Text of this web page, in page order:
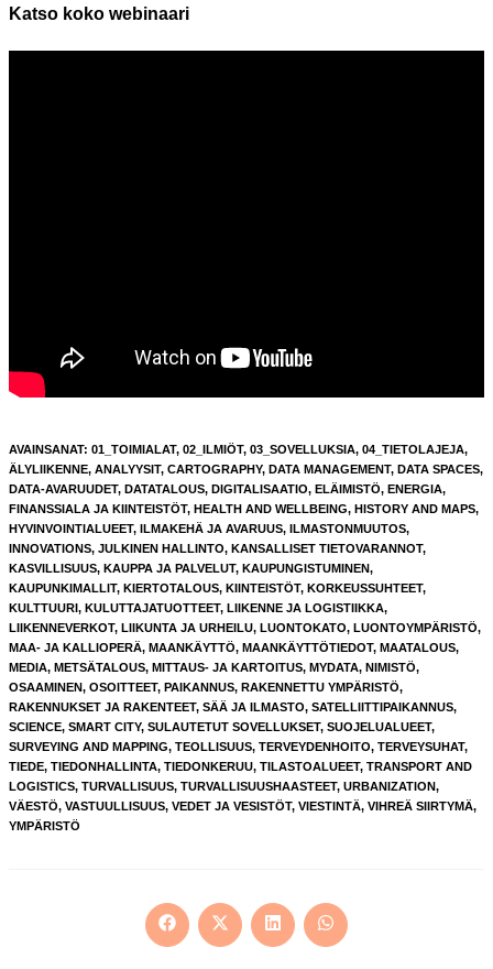
Katso koko webinaari
AVAINSANAT: 01_TOIMIALAT, 02_ILMIÖT, 03_SOVELLUKSIA, 04_TIETOLAJEJA,
ÄLYLIIKENNE, ANALYYSIT, CARTOGRAPHY, DATA MANAGEMENT, DATA SPACES,
DATA-AVARUUDET, DATATALOUS, DIGITALISAATIO, ELÄIMISTÖ, ENERGIA,
FINANSSIALA JA KIINTEISTÖT, HEALTH AND WELLBEING, HISTORY AND MAPS,
HYVINVOINTIALUEET, ILMAKEHÄ JA AVARUUS, ILMASTONMUUTOS,
INNOVATIONS, JULKINEN HALLINTO, KANSALLISET TIETOVARANNOT,
KASVILLISUUS, KAUPPA JA PALVELUT, KAUPUNGISTUMINEN,
KAUPUNKIMALLIT, KIERTOTALOUS, KIINTEISTÖT, KORKEUSSUHTEET,
KULTTUURI, KULUTTAJATUOTTEET, LIIKENNE JA LOGISTIIKKA,
LIIKENNEVERKOT, LIIKUNTA JA URHEILU, LUONTOKATO, LUONTOYMPÄRISTÖ,
MAA- JA KALLIOPERÄ, MAANKÄYTTÖ, MAANKÄYTTÖTIEDOT, MAATALOUS,
MEDIA, METSÄTALOUS, MITTAUS- JA KARTOITUS, MYDATA, NIMISTÖ,
OSAAMINEN, OSOITTEET, PAIKANNUS, RAKENNETTU YMPÄRISTÖ,
RAKENNUKSET JA RAKENTEET, SÄÄ JA ILMASTO, SATELLIITTIPAIKANNUS,
SCIENCE, SMART CITY, SULAUTETUT SOVELLUKSET, SUOJELUALUEET,
SURVEYING AND MAPPING, TEOLLISUUS, TERVEYDENHOITO, TERVEYSUHAT,
TIEDE, TIEDONHALLINTA, TIEDONKERUU, TILASTOALUEET, TRANSPORT AND
LOGISTICS, TURVALLISUUS, TURVALLISUUSHAASTEET, URBANIZATION,
VÄESTÖ, VASTUULLISUUS, VEDET JA VESISTÖT, VIESTINTÄ, VIHREÄ SIIRTYMÄ,
YMPÄRISTÖ
Opens
in
Opens
in
Opens
in
Opens
in